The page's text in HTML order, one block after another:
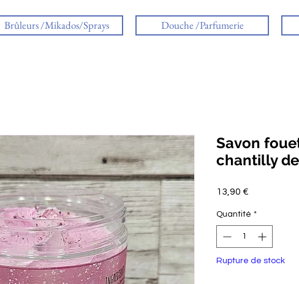
Brûleurs /Mikados/Sprays Douche /Parfumerie
Savon
chantilly
13,90 €
Quantité *
Rupture de stock